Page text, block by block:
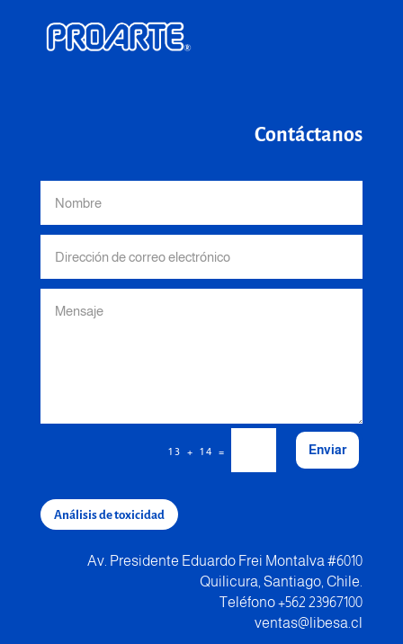
Contáctanos
13 + 14 = Enviar
Análisis de toxicidad
Av. Presidente Eduardo Frei Montalva #6010
Quilicura, Santiago, Chile.
Teléfono +562 23967100
ventas@libesa.cl